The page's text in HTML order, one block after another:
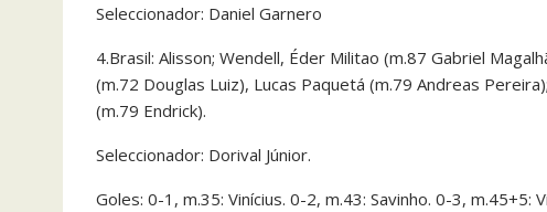
Seleccionador: Daniel Garnero
4.Brasil: Alisson; Wendell, Éder Militao (m.87 Gabriel
(m.72 Douglas Luiz), Lucas Paquetá (m.79 Andreas
(m.79 Endrick).
Seleccionador: Dorival Júnior.
Goles: 0-1, m.35: Vinícius. 0-2, m.43: Savinho. 0-3,